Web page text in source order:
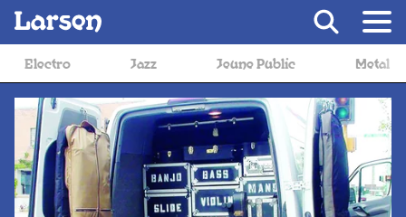
Jeune Public Metal Musique de film